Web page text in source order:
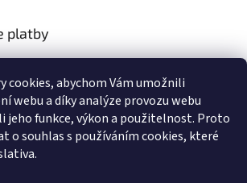
cookies, abychom Vám umožnili
webu a díky analýze provozu webu
jeho funkce, výkon a použitelnost. Proto
o souhlas s používáním cookies, které
platby
Můjprvníeshop.cz